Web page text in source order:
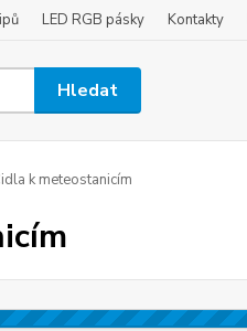
LED RGB pásky Kontakty
Hledat
k meteostanicím